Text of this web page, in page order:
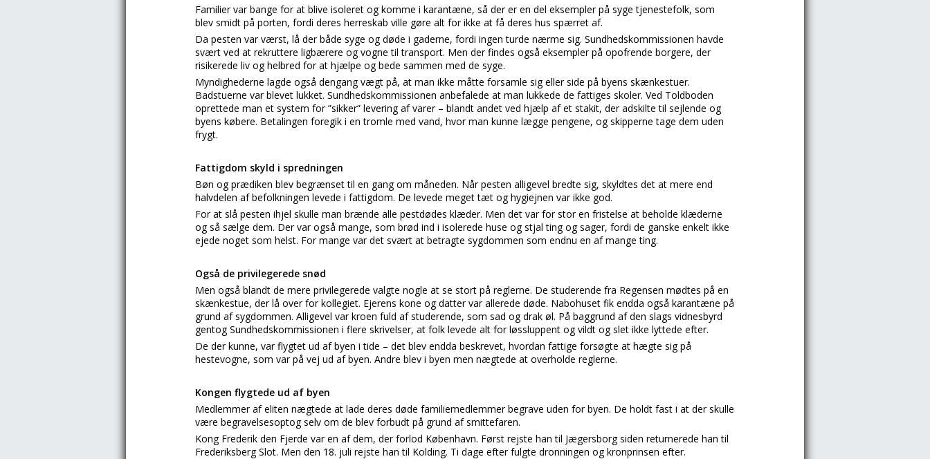
Familier var bange for at blive isoleret og komme i karantæne, så der er en del eksempler på syge tjenestefolk, som
blev smidt på porten, fordi deres herreskab ville gøre alt for ikke at få deres hus spærret af.
Da pesten var værst, lå der både syge og døde i gaderne, fordi ingen turde nærme sig. Sundhedskommissionen havde
svært ved at rekruttere ligbærere og vogne til transport. Men der findes også eksempler på opofrende borgere, der
risikerede liv og helbred for at hjælpe og bede sammen med de syge.
Myndighederne lagde også dengang vægt på, at man ikke måtte forsamle sig eller side på byens skænkestuer.
Badstuerne var blevet lukket. Sundhedskommissionen anbefalede at man lukkede de fattiges skoler. Ved Toldboden
oprettede man et system for ”sikker” levering af varer – blandt andet ved hjælp af et stakit, der adskilte til sejlende og
byens købere. Betalingen foregik i en tromle med vand, hvor man kunne lægge pengene, og skipperne tage dem uden
frygt.
Fattigdom skyld i spredningen
Bøn og prædiken blev begrænset til en gang om måneden. Når pesten alligevel bredte sig, skyldtes det at mere end
halvdelen af befolkningen levede i fattigdom. De levede meget tæt og hygiejnen var ikke god.
For at slå pesten ihjel skulle man brænde alle pestdødes klæder. Men det var for stor en fristelse at beholde klæderne
og så sælge dem. Der var også mange, som brød ind i isolerede huse og stjal ting og sager, fordi de ganske enkelt ikke
ejede noget som helst. For mange var det svært at betragte sygdommen som endnu en af mange ting.
Også de privilegerede snød
Men også blandt de mere privilegerede valgte nogle at se stort på reglerne. De studerende fra Regensen mødtes på en
skænkestue, der lå over for kollegiet. Ejerens kone og datter var allerede døde. Nabohuset fik endda også karantæne på
grund af sygdommen. Alligevel var kroen fuld af studerende, som sad og drak øl. På baggrund af den slags vidnesbyrd
gentog Sundhedskommissionen i flere skrivelser, at folk levede alt for løssluppent og vildt og slet ikke lyttede efter.
De der kunne, var flygtet ud af byen i tide – det blev endda beskrevet, hvordan fattige forsøgte at hægte sig på
hestevogne, som var på vej ud af byen. Andre blev i byen men nægtede at overholde reglerne.
Kongen flygtede ud af byen
Medlemmer af eliten nægtede at lade deres døde familiemedlemmer begrave uden for byen. De holdt fast i at der skulle
være begravelsesoptog selv om de blev forbudt på grund af smittefaren.
Kong Frederik den Fjerde var en af dem, der forlod København. Først rejste han til Jægersborg siden returnerede han til
Frederiksberg Slot. Men den 18. juli rejste han til Kolding. Ti dage efter fulgte dronningen og kronprinsen efter.